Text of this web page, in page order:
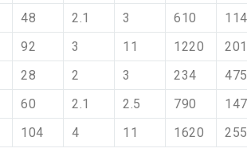
48 2.1 3 610
92 3 11 1220
28 2 3 234
475
60 2.1 2.5 790
104 4 11 1620